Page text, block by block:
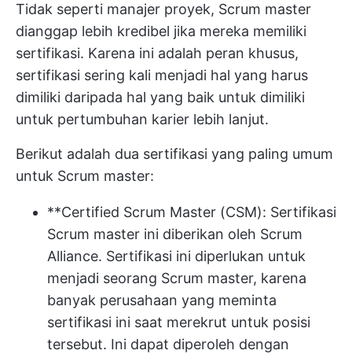
Tidak seperti manajer proyek, Scrum master
dianggap lebih kredibel jika mereka memiliki
sertifikasi. Karena ini adalah peran khusus,
sertifikasi sering kali menjadi hal yang harus
dimiliki daripada hal yang baik untuk dimiliki
untuk pertumbuhan karier lebih lanjut.
Berikut adalah dua sertifikasi yang paling umum
untuk Scrum master:
**Certified Scrum Master (CSM): Sertifikasi
Scrum master ini diberikan oleh Scrum
Alliance. Sertifikasi ini diperlukan untuk
menjadi seorang Scrum master, karena
banyak perusahaan yang meminta
sertifikasi ini saat merekrut untuk posisi
tersebut. Ini dapat diperoleh dengan